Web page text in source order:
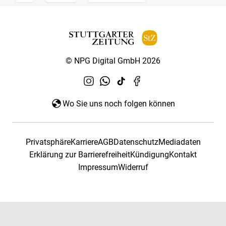
© NPG Digital GmbH 2026
Wo Sie uns noch folgen können
PrivatsphäreKarriereAGBDatenschutzMediadaten
Erklärung zur BarrierefreiheitKündigungKontakt
ImpressumWiderruf